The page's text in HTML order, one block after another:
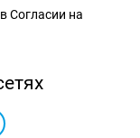
Согласии на